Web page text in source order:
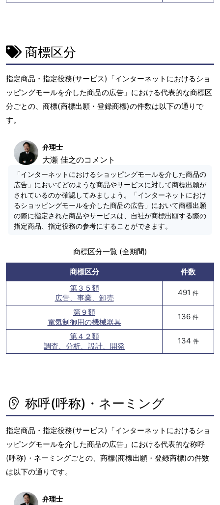
商標区分
指定商品・指定役務(サービス)「インターネットにおけるショ
ッピングモールを介した商品の広告」における代表的な商標区
分ごとの、商標(商標出願・登録商標)の件数は以下の通りで
す。
弁理士
大瀬 佳之のコメント
「インターネットにおけるショッピングモールを介した商品の
広告」においてどのような商品やサービスに対して商標出願が
されているのか確認してみましょう。「インターネットにおけ
るショッピングモールを介した商品の広告」において商標出願
の際に指定された商品やサービスは、自社が商標出願する際の
指定商品、指定役務の参考にすることができます。
商標区分一覧 (全期間)
商標区分
件数
第３５類
広告、事業、卸売
491 件
第９類
電気制御用の機械器具
136 件
第４２類
調査、分析、設計、開発
134 件
称呼(呼称)・ネーミング
指定商品・指定役務(サービス)「インターネットにおけるショ
ッピングモールを介した商品の広告」における代表的な称呼
(呼称)・ネーミングごとの、商標(商標出願・登録商標)の件数
は以下の通りです。
弁理士